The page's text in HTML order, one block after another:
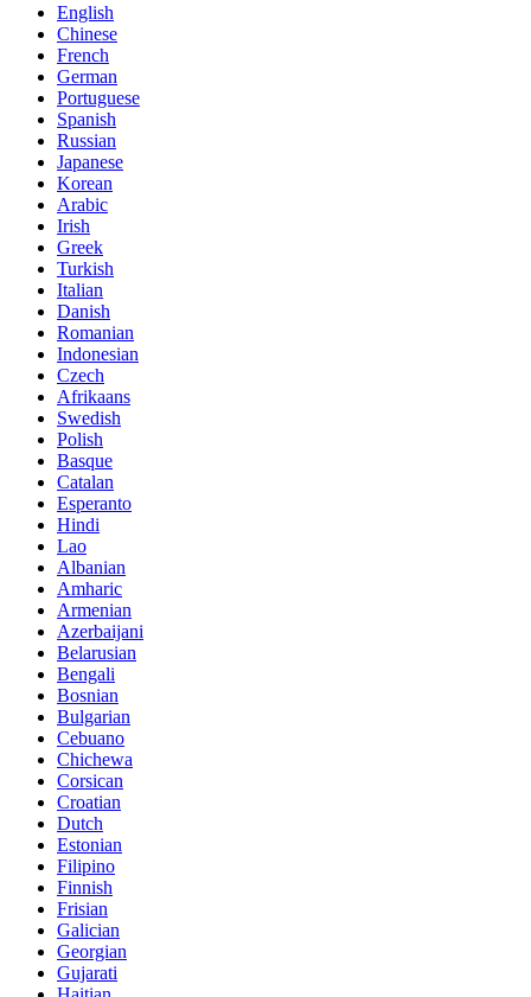
English
Chinese
French
German
Portuguese
Spanish
Russian
Japanese
Korean
Arabic
Irish
Greek
Turkish
Italian
Danish
Romanian
Indonesian
Czech
Afrikaans
Swedish
Polish
Basque
Catalan
Esperanto
Hindi
Lao
Albanian
Amharic
Armenian
Azerbaijani
Belarusian
Bengali
Bosnian
Bulgarian
Cebuano
Chichewa
Corsican
Croatian
Dutch
Estonian
Filipino
Finnish
Frisian
Galician
Georgian
Gujarati